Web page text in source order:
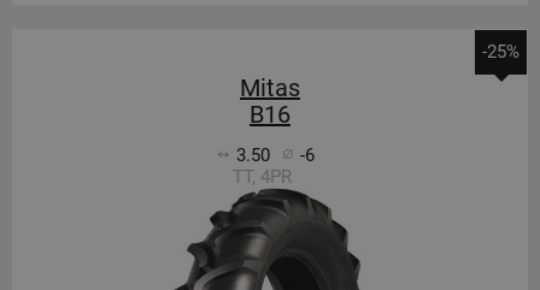
-25%
Mitas
B16
3.50
-6
TT, 4PR